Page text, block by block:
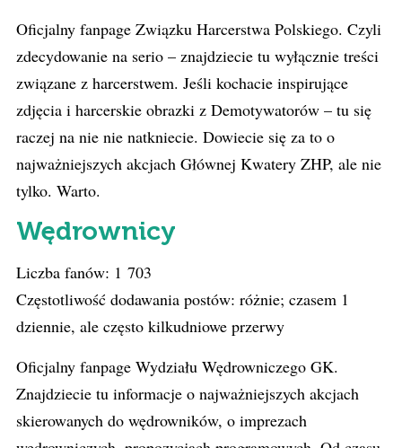
Oficjalny fanpage Związku Harcerstwa Polskiego. Czyli
zdecydowanie na serio – znajdziecie tu wyłącznie treści
związane z harcerstwem. Jeśli kochacie inspirujące
zdjęcia i harcerskie obrazki z Demotywatorów – tu się
raczej na nie nie natkniecie. Dowiecie się za to o
najważniejszych akcjach Głównej Kwatery ZHP, ale nie
tylko. Warto.
Wędrownicy
Liczba fanów: 1 703
Częstotliwość dodawania postów: różnie; czasem 1
dziennie, ale często kilkudniowe przerwy
Oficjalny fanpage Wydziału Wędrowniczego GK.
Znajdziecie tu informacje o najważniejszych akcjach
skierowanych do wędrowników, o imprezach